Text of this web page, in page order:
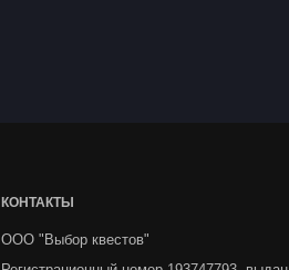
КОНТАКТЫ
ООО "Выбор квестов"